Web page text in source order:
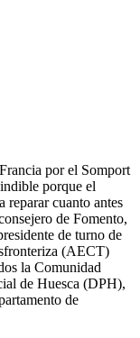
por el Somport
porque el
reparar cuanto antes
de Fomento,
de turno de
(AECT)
la Comunidad
de Huesca (DPH),
de